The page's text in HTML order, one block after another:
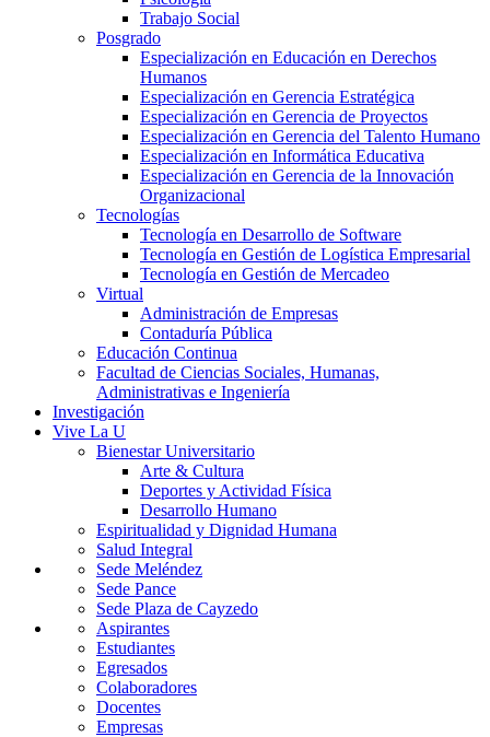
Trabajo Social
Posgrado
Especialización en Educación en Derechos
Humanos
Especialización en Gerencia Estratégica
Especialización en Gerencia de Proyectos
Especialización en Gerencia del Talento Humano
Especialización en Informática Educativa
Especialización en Gerencia de la Innovación
Organizacional
Tecnologías
Tecnología en Desarrollo de Software
Tecnología en Gestión de Logística Empresarial
Tecnología en Gestión de Mercadeo
Virtual
Administración de Empresas
Contaduría Pública
Educación Continua
Facultad de Ciencias Sociales, Humanas,
Administrativas e Ingeniería
Investigación
Vive La U
Bienestar Universitario
Arte & Cultura
Deportes y Actividad Física
Desarrollo Humano
Espiritualidad y Dignidad Humana
Salud Integral
Sede Meléndez
Sede Pance
Sede Plaza de Cayzedo
Aspirantes
Estudiantes
Egresados
Colaboradores
Docentes
Empresas